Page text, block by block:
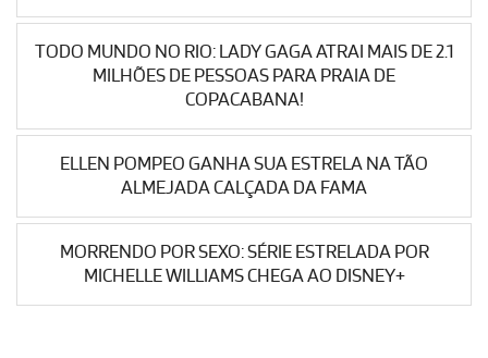
TODO MUNDO NO RIO: LADY GAGA ATRAI MAIS DE 2.1
MILHÕES DE PESSOAS PARA PRAIA DE
COPACABANA!
ELLEN POMPEO GANHA SUA ESTRELA NA TÃO
ALMEJADA CALÇADA DA FAMA
MORRENDO POR SEXO: SÉRIE ESTRELADA POR
MICHELLE WILLIAMS CHEGA AO DISNEY+